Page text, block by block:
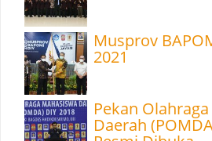
Musprov
2021
Pekan
Daerah